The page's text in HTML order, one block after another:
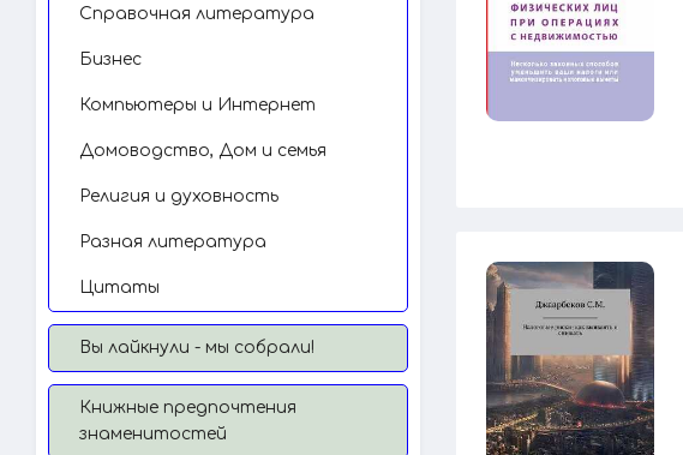
Справочная литература
Бизнес
Компьютеры и Интернет
Домоводство, Дом и семья
Религия и духовность
Разная литература
Цитаты
Вы лайкнули - мы собрали!
Книжные предпочтения
знаменитостей